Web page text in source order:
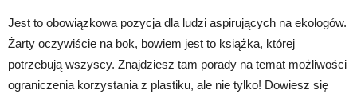
Jest to obowiązkowa pozycja dla ludzi aspirujących na ekologów.
Żarty oczywiście na bok, bowiem jest to książka, której
potrzebują wszyscy. Znajdziesz tam porady na temat możliwości
ograniczenia korzystania z plastiku, ale nie tylko! Dowiesz się